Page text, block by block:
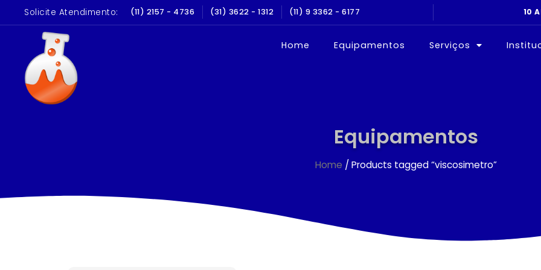
Solicite Atendimento: (11) 2157 - 4736 (31) 3622 - 1312 (11) 9 3362 - 6177
EQUIPAMENTOS SERVIÇOS DE CALIBRAÇÃO E QUALIFICAÇÃO 10
Home Equipamentos Serviços
Equipamentos
Home / Products tagged “viscosimetro”